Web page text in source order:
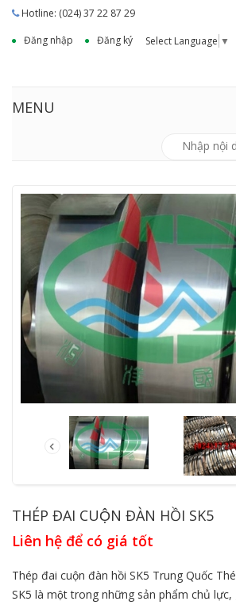
Hotline: (024) 37 22 87 29
Đăng nhập
Đăng ký Select Language ▼
MENU
THÉP ĐAI CUỘN ĐÀN HỒI SK5
Liên hệ để có giá tốt
Thép đai cuộn đàn hồi SK5 Trung Quốc
SK5 là một trong những sản phẩm chủ lực,